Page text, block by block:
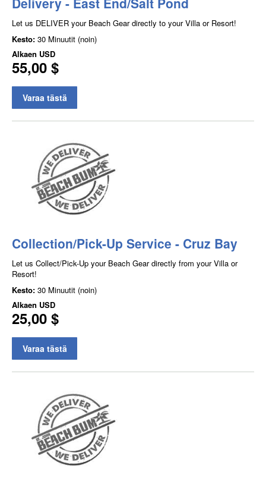
Let us DELIVER your Beach Gear directly to your Villa or Resort!
Kesto: 30 Minuutit (noin)
Alkaen USD
55,00 $
Varaa tästä
Collection/Pick-Up Service - Cruz Bay
Let us Collect/Pick-Up your Beach Gear directly from your Villa or
Resort!
Kesto: 30 Minuutit (noin)
Alkaen USD
25,00 $
Varaa tästä